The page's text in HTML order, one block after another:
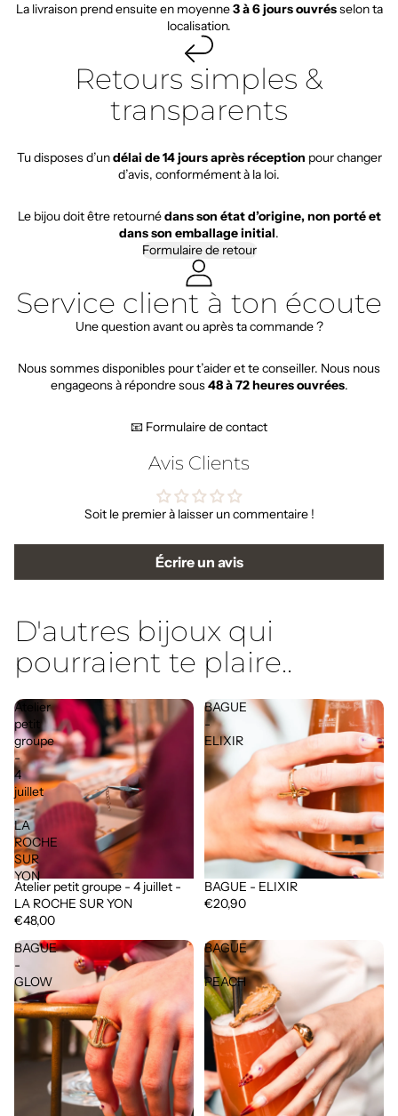
La livraison prend ensuite en moyenne3 à 6 jours ouvrésselon ta
localisation.
Retours simples &
transparents
Tu disposes d’undélai de 14 jours après réception pour changer
d’avis, conformément à la loi.
Le bijou doit être retournédans son état d’origine, non porté et
dans son emballage initial.
Formulaire de retour
Service client à ton écoute
Une question avant ou après ta commande ?
Nous sommes disponibles pour t’aider et te conseiller. Nous nous
engageons à répondre sous48 à 72 heures ouvrées.
📧 Formulaire de contact
Avis Clients
Soit le premier à laisser un commentaire !
Écrire un avis
D'autres bijoux qui
pourraient te plaire..
Atelier
petit
groupe
-
4
juillet
-
LA
ROCHE
SUR
YON
Atelier petit groupe - 4 juillet -
LA ROCHE SUR YON
€48,00
BAGUE
-
ELIXIR
Épuisé
BAGUE - ELIXIR
€20,90
BAGUE
-
GLOW
BAGUE
-
PEACH